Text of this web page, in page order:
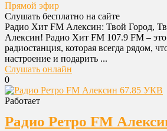
Прямой эфир
Слушать бесплатно на сайте
Радио Хит FM Алексин: Твой Город,
Алексин! Радио Хит FM 107.9 FM –
радиостанция, которая всегда рядом,
настроение и подарить ...
Слушать онлайн
0
Работает
Радио Ретро FM